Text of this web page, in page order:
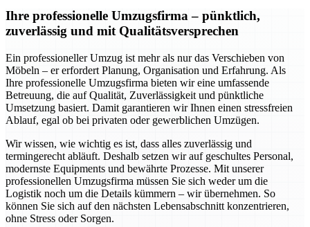
Ihre professionelle Umzugsfirma – pünktlich,
zuverlässig und mit Qualitätsversprechen
Ein professioneller Umzug ist mehr als nur das Verschieben von
Möbeln – er erfordert Planung, Organisation und Erfahrung. Als
Ihre professionelle Umzugsfirma bieten wir eine umfassende
Betreuung, die auf Qualität, Zuverlässigkeit und pünktliche
Umsetzung basiert. Damit garantieren wir Ihnen einen stressfreien
Ablauf, egal ob bei privaten oder gewerblichen Umzügen.
Wir wissen, wie wichtig es ist, dass alles zuverlässig und
termingerecht abläuft. Deshalb setzen wir auf geschultes Personal,
modernste Equipments und bewährte Prozesse. Mit unserer
professionellen Umzugsfirma müssen Sie sich weder um die
Logistik noch um die Details kümmern – wir übernehmen. So
können Sie sich auf den nächsten Lebensabschnitt konzentrieren,
ohne Stress oder Sorgen.